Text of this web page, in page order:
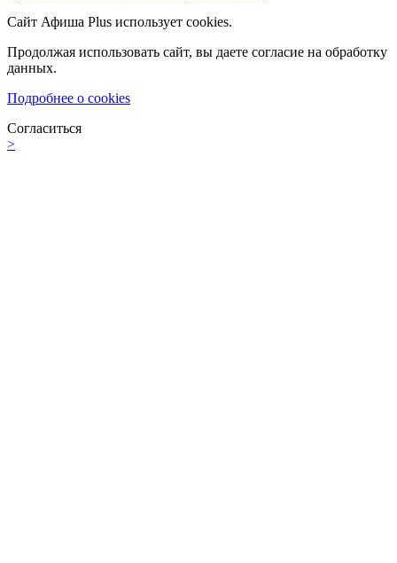
Сайт Афиша Plus использует cookies.
Продолжая использовать сайт, вы даете согласие на обработку
данных.
Подробнее о cookies
Согласиться
>